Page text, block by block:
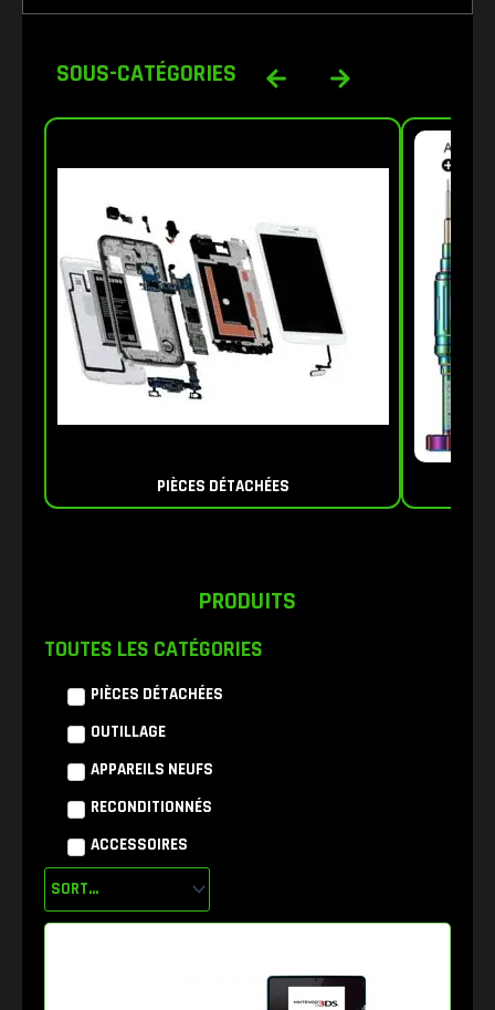
SOUS-CATÉGORIES
PIÈCES DÉTACHÉES
PRODUITS
TOUTES LES CATÉGORIES
PIÈCES DÉTACHÉES
OUTILLAGE
APPAREILS NEUFS
RECONDITIONNÉS
ACCESSOIRES